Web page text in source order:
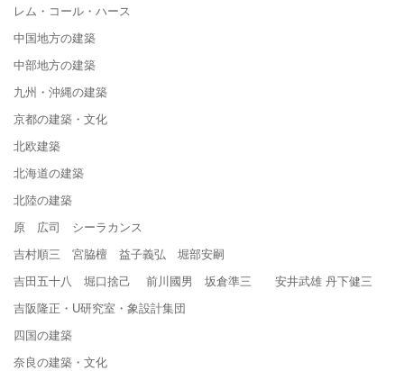
レム・コール・ハース
中国地方の建築
中部地方の建築
九州・沖縄の建築
京都の建築・文化
北欧建築
北海道の建築
北陸の建築
原 広司 シーラカンス
吉村順三 宮脇檀 益子義弘 堀部安嗣
吉田五十八 堀口捨己 前川國男 坂倉準三 安井武雄 丹下健三
吉阪隆正・U研究室・象設計集団
四国の建築
奈良の建築・文化